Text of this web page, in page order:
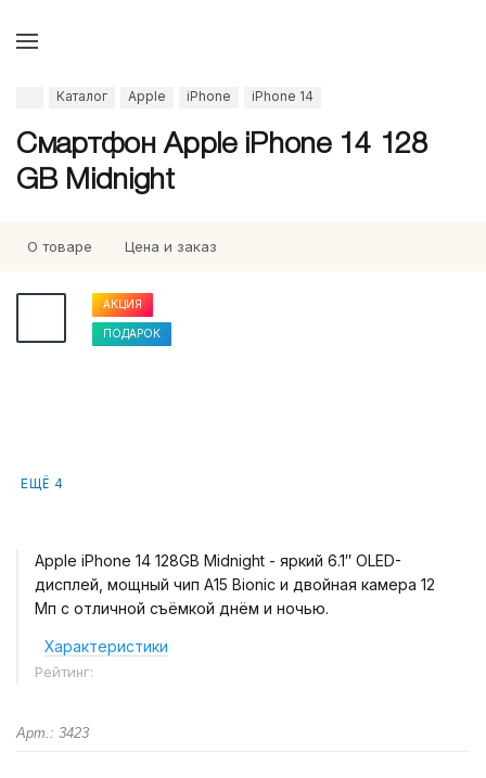
Каталог Apple iPhone iPhone 14
Смартфон Apple iPhone 14 128
GB Midnight
О товаре Цена и заказ
ЕЩЁ 4
АКЦИЯ
ПОДАРОК
Apple iPhone 14 128GB Midnight - яркий 6.1″ OLED-
дисплей, мощный чип A15 Bionic и двойная камера 12
Мп с отличной съёмкой днём и ночью.
Характеристики
Рейтинг:
Арт.: 3423